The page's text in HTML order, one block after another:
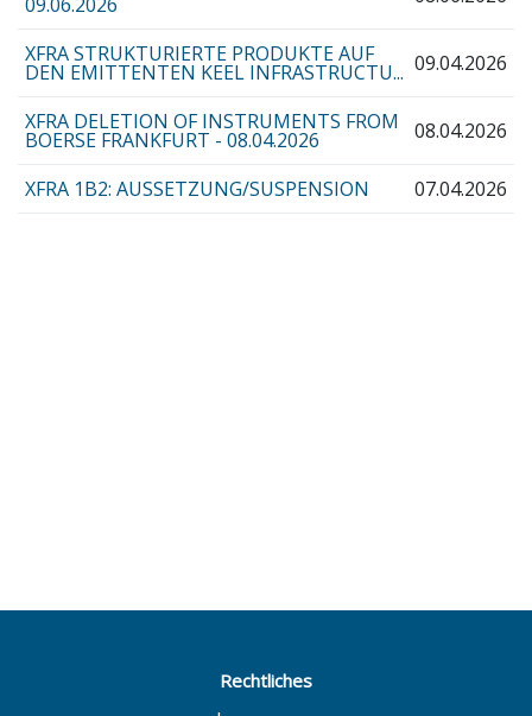
09.06.2026
XFRA STRUKTURIERTE PRODUKTE AUF
DEN EMITTENTEN KEEL INFRASTRUCTU... 09.04.2026
XFRA DELETION OF INSTRUMENTS FROM
BOERSE FRANKFURT - 08.04.2026 08.04.2026
XFRA 1B2: AUSSETZUNG/SUSPENSION 07.04.2026
Rechtliches